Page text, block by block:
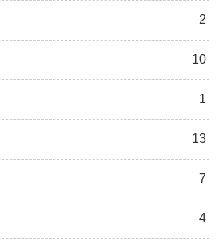
2
10
1
13
7
4